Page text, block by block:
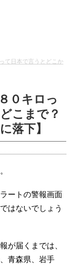
て日本で言うとどこか
０キロっ
こまで？
落下】
ートの警報画面
はないでしょう
が届くまでは、
青森県、岩手